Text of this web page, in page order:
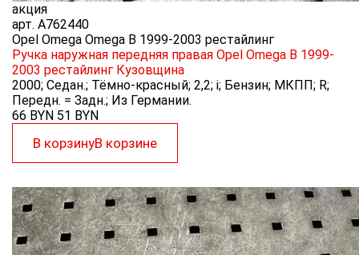
акция
арт. A762440
Opel Omega Omega B 1999-2003 рестайлинг
Ручка наружная передняя правая Opel Omega B 1999-
2003 рестайлинг Кузовщина
2000; Седан.; Тёмно-красный; 2,2; i; Бензин; МКПП; R;
Передн. = Задн.; Из Германии.
66 BYN 51 BYN
В корзинуВ корзине